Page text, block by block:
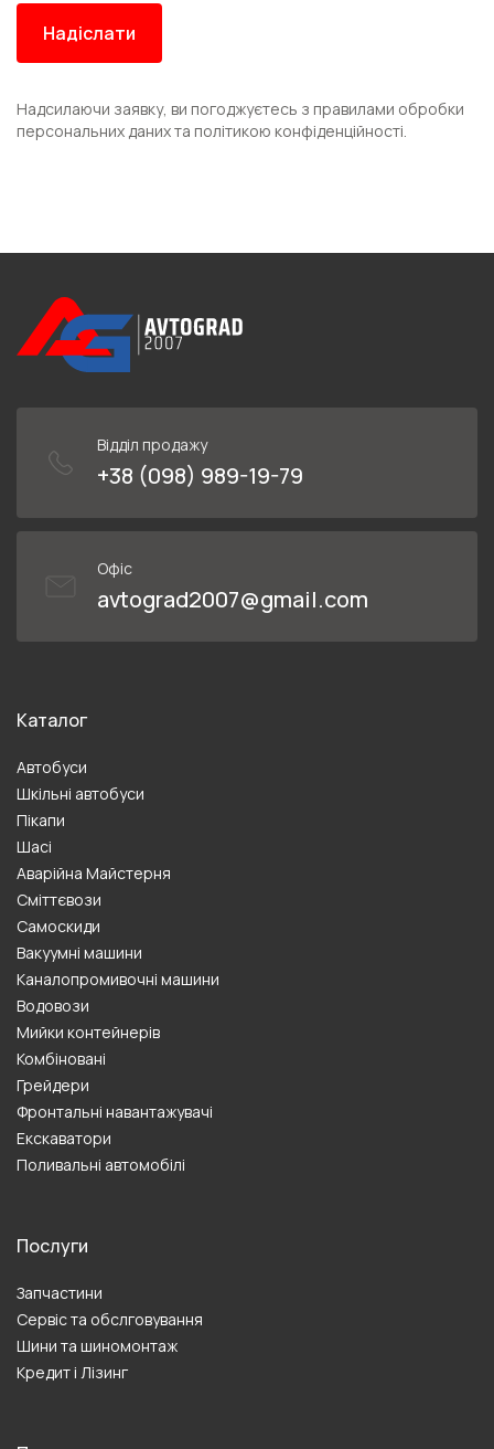
Надсилаючи заявку, ви погоджуєтесь з правилами обробки
персональних даних та політикою конфіденційності.
Каталог
Автобуси
Шкільні автобуси
Пікапи
Шасі
Аварійна Майстерня
Сміттєвози
Самоскиди
Вакуумні машини
Каналопромивочні машини
Водовози
Мийки контейнерів
Комбіновані
Грейдери
Фронтальні навантажувачі
Екскаватори
Поливальні автомобілі
Послуги
Запчастини
Сервіс та обслговування
Шини та шиномонтаж
Кредит і Лізинг
Відділ продажу
+38 (098) 989-19-79
Офіс
avtograd2007@gmail.com